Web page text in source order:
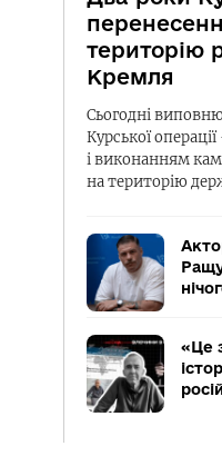
територію
Кремля
Сьогодні
Курської
і виконанням
на територію
«Це